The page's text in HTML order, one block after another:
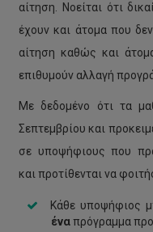
αίτηση. Νοείται ότι
έχουν και άτομα που
αίτηση καθώς και
επιθυμούν αλλαγή
Με δεδομένο ότι τα
Σεπτεμβρίου και
σε υποψήφιους που
και προτίθενται να
Κάθε υποψήφιος
έναπρόγραμμα